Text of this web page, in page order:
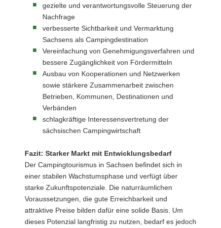
gezielte und verantwortungsvolle Steuerung der
Nachfrage
verbesserte Sichtbarkeit und Vermarktung
Sachsens als Campingdestination
Vereinfachung von Genehmigungsverfahren und
bessere Zugänglichkeit von Fördermitteln
Ausbau von Kooperationen und Netzwerken
sowie stärkere Zusammenarbeit zwischen
Betrieben, Kommunen, Destinationen und
Verbänden
schlagkräftige Interessensvertretung der
sächsischen Campingwirtschaft
Fazit: Starker Markt mit Entwicklungsbedarf
Der Campingtourismus in Sachsen befindet sich in
einer stabilen Wachstumsphase und verfügt über
starke Zukunftspotenziale. Die naturräumlichen
Voraussetzungen, die gute Erreichbarkeit und
attraktive Preise bilden dafür eine solide Basis. Um
dieses Potenzial langfristig zu nutzen, bedarf es jedoch